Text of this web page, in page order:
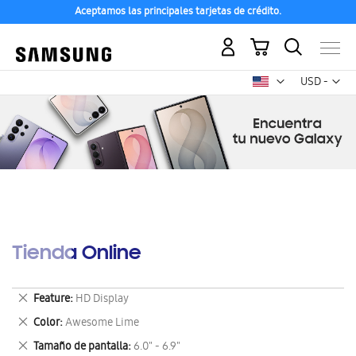
Aceptamos las principales tarjetas de crédito.
USD -
dólar
Mi carrito
Tienda Online
Feature HD Display
Eliminar
este
artículo
Color Awesome Lime
Eliminar
este
Tamaño de pantalla 6.0" - 6.9"
Eliminar